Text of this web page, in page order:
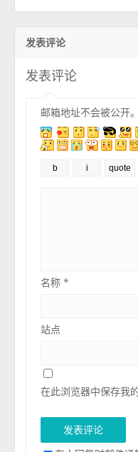
发表评论
发表评论
邮箱地址不会被公开。
名称*
站点
在此浏览器中保存我